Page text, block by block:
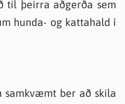
til þeirra aðgerða sem
hunda- og kattahald í
samkvæmt ber að skila